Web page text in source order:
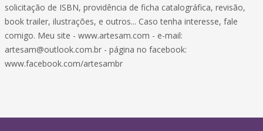
solicitação de ISBN, providência de ficha catalográfica, revisão,
book trailer, ilustrações, e outros... Caso tenha interesse, fale
comigo. Meu site - www.artesam.com - e-mail:
artesam@outlook.com.br - página no facebook:
www.facebook.com/artesambr